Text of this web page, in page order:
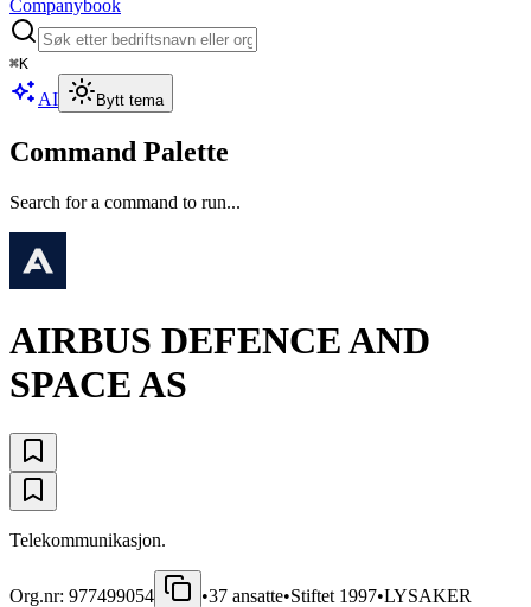
Companybook
⌘K
AI Bytt tema
Command Palette
Search for a command to run...
AIRBUS DEFENCE AND
SPACE AS
Telekommunikasjon.
Org.nr: 977499054 •37 ansatte•Stiftet 1997•LYSAKER